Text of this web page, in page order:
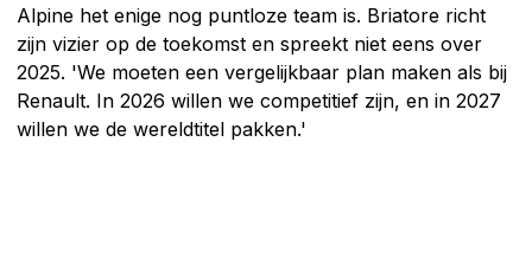
Alpine het enige nog puntloze team is. Briatore richt
zijn vizier op de toekomst en spreekt niet eens over
2025. 'We moeten een vergelijkbaar plan maken als bij
Renault. In 2026 willen we competitief zijn, en in 2027
willen we de wereldtitel pakken.'